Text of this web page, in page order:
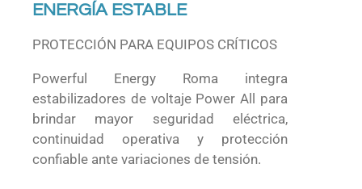
ENERGÍA ESTABLE
PROTECCIÓN PARA EQUIPOS CRÍTICOS
Powerful Energy Roma integra
estabilizadores de voltaje Power All para
brindar mayor seguridad eléctrica,
continuidad operativa y protección
confiable ante variaciones de tensión.